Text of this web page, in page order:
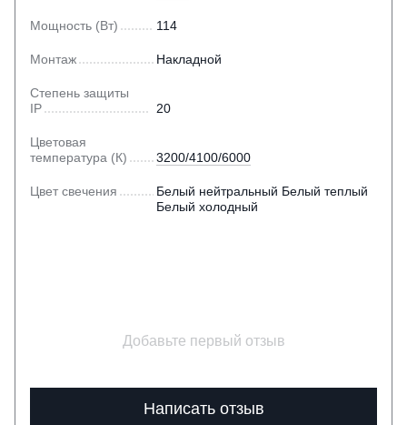
Мощность (Вт) 114
Монтаж Накладной
Степень защиты
IP
20
Цветовая
температура (К)
3200/4100/6000
Цвет свечения
Белый нейтральный Белый теплый
Белый холодный
Добавьте первый отзыв
Написать отзыв